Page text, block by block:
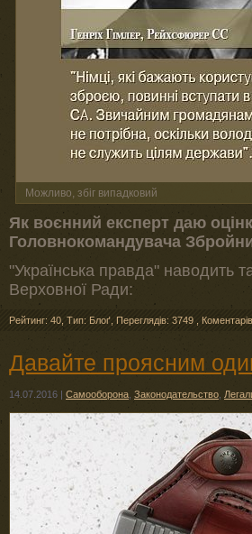
Можливо, збіг випадковий
Як воєнний експерт даю
Головнокомандувача
"Українська правда" наводить
Верховної Ради:
Рейтинг: 40 Тип: Блоґ Переглядів: 3749
Давайте проясним
14.07.2016 | Самооборона Законодательство